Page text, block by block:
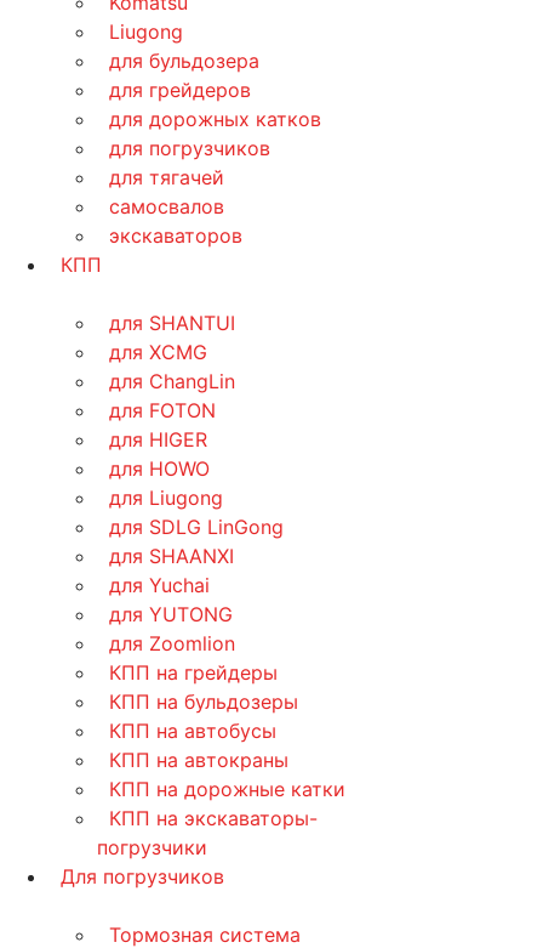
Liugong
для бульдозера
для грейдеров
для дорожных катков
для погрузчиков
для тягачей
самосвалов
экскаваторов
КПП
для SHANTUI
для XCMG
для ChangLin
для FOTON
для HIGER
для HOWO
для Liugong
для SDLG LinGong
для SHAANXI
для Yuchai
для YUTONG
для Zoomlion
КПП на грейдеры
КПП на бульдозеры
КПП на автобусы
КПП на автокраны
КПП на дорожные катки
КПП на экскаваторы-
погрузчики
Для погрузчиков
Тормозная система